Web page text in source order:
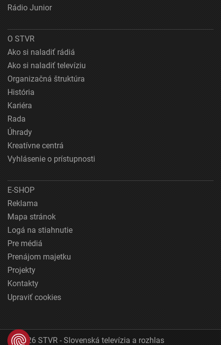
Rádio Junior
O STVR
Ako si naladiť rádiá
Ako si naladiť televíziu
Organizačná štruktúra
História
Kariéra
Rada
Úhrady
Kreatívne centrá
Vyhlásenie o prístupnosti
E-SHOP
Reklama
Mapa stránok
Logá na stiahnutie
Pre médiá
Prenájom majetku
Projekty
Kontakty
Upraviť cookies
© 2026 STVR - Slovenská televízia a rozhlas